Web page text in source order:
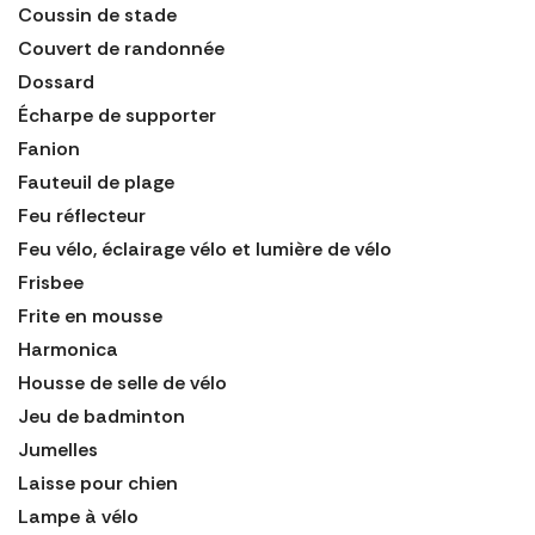
Coussin de stade
Couvert de randonnée
Dossard
Écharpe de supporter
Fanion
Fauteuil de plage
Feu réflecteur
Feu vélo, éclairage vélo et lumière de vélo
Frisbee
Frite en mousse
Harmonica
Housse de selle de vélo
Jeu de badminton
Jumelles
Laisse pour chien
Lampe à vélo